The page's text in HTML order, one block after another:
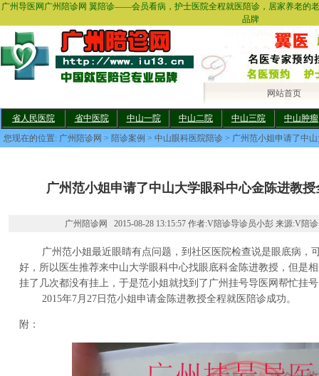
广州导医网广州陪诊网 翼陪诊——会员看病，护士医院全程就医陪诊，居家养老的
品牌
网站首页
省人民医院 省中医院 中山一院 中山二院 中山三院
中山肿瘤
您现在的位置: 广州陪诊网 > 陪诊案例 > 中山眼科医院陪诊 > 广州范小姐申请了中
广州范小姐申请了中山大学眼科中心金陈进教
广州陪诊网 2015-08-28 13:15:57 作者:V陪诊导诊员小彭 来源:V陪
广州范小姐最近眼睛有点问题，到社区医院检查说是眼底病，
好，所以医生推荐来中山大学眼科中心找眼底科金陈进教授，但是
挂了几次都没有挂上，于是范小姐就找到了广州挂号导医网帮忙挂
2015年7月27日范小姐申请金陈进教授全程就医陪诊成功。
附：